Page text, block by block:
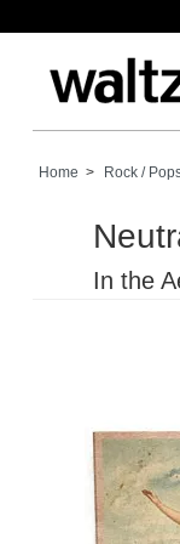
Home > Rock /
In the